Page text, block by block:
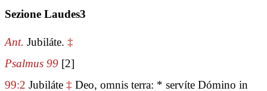
Sezione Laudes3
Ant. Jubiláte. ‡
Psalmus 99 [2]
99:2 Jubiláte ‡ Deo, omnis terra: * servíte Dómino in